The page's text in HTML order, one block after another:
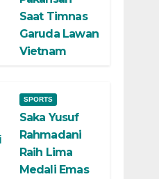
Saat Timnas
Garuda Lawan
Vietnam
SPORTS
Saka Yusuf
Rahmadani
Raih Lima
Medali Emas